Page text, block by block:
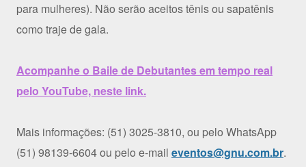
para mulheres). Não serão aceitos tênis ou sapatênis
como traje de gala.
Acompanhe o Baile de Debutantes em tempo real
pelo YouTube, neste link.
Mais informações: (51) 3025-3810, ou pelo WhatsApp
(51) 98139-6604 ou pelo e-mail eventos@gnu.com.br.